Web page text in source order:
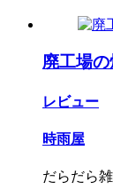
廃工場
レビュー
時雨屋
だらだら